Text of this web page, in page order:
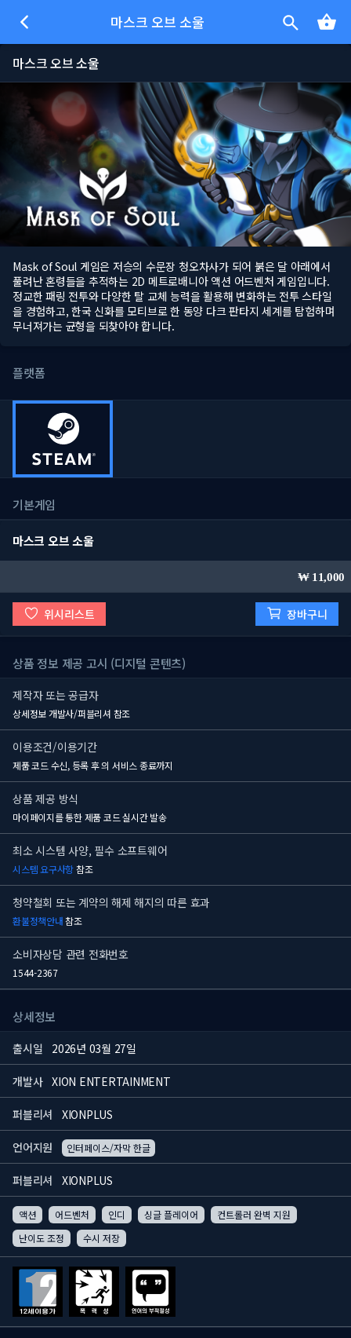
마스크 오브 소울
마스크 오브 소울
Mask of Soul 게임은 저승의 수문장 청오차사가 되어 붉은 달 아래에서
풀려난 혼령들을 추적하는 2D 메트로배니아 액션 어드벤처 게임입니다.
정교한 패링 전투와 다양한 탈 교체 능력을 활용해 변화하는 전투 스타일
을 경험하고, 한국 신화를 모티브로 한 동양 다크 판타지 세계를 탐험하며
무너져가는 균형을 되찾아야 합니다.
플랫폼
기본게임
마스크 오브 소울
11,000
위시리스트 장바구니
상품 정보 제공 고시 (디지털 콘텐츠)
제작자 또는 공급자
상세정보 개발사/퍼블리셔 참조
이용조건/이용기간
제품 코드 수신, 등록 후의 서비스 종료까지
상품 제공 방식
마이페이지를 통한 제품 코드 실시간 발송
최소 시스템 사양, 필수 소프트웨어
시스템 요구사항참조
청약철회 또는 계약의 해제 해지의 따른 효과
환불정책안내참조
소비자상담 관련 전화번호
1544-2367
상세정보
출시일 2026년 03월 27일
개발사 XION ENTERTAINMENT
퍼블리셔 XIONPLUS
언어지원 인터페이스/자막 한글
퍼블리셔 XIONPLUS
액션 어드벤처 인디 싱글 플레이어
컨트롤러 완벽 지원
난이도 조정
수시 저장